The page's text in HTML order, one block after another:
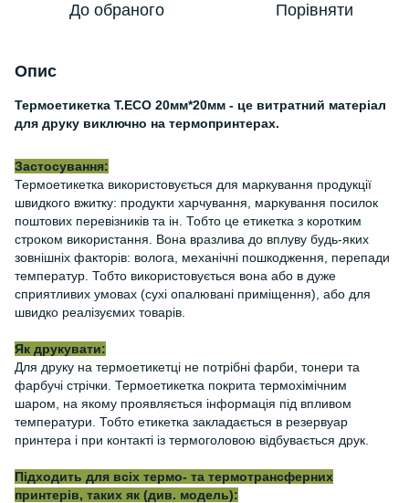
До обраного Порівняти
Опис
Термоетикетка Т.ЕСО 20мм*20мм - це витратний матеріал
для друку виключно на термопринтерах.
Застосування:
Термоетикетка використовується для маркування продукції
швидкого вжитку: продукти харчування, маркування посилок
поштових перевізників та ін. Тобто це етикетка з коротким
строком використання. Вона вразлива до вплуву будь-яких
зовнішніх факторів: волога, механічні пошкодження, перепади
температур. Тобто використовується вона або в дуже
сприятливих умовах (сухі опалювані приміщення), або для
швидко реалізуємих товарів.
Як друкувати:
Для друку на термоетикетці не потрібні фарби, тонери та
фарбучі стрічки. Термоетикетка покрита термохімічним
шаром, на якому проявляється інформація під впливом
температури. Тобто етикетка закладається в резервуар
принтера і при контакті із термоголовою відбувається друк.
Підходить для всіх термо- та термотрансферних
принтерів, таких як (див. модель):